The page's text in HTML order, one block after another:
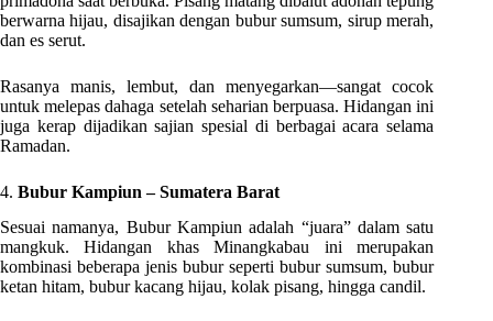
berwarna hijau, disajikan dengan bubur sumsum, sirup merah,
dan es serut.
Rasanya manis, lembut, dan menyegarkan—sangat cocok
untuk melepas dahaga setelah seharian berpuasa. Hidangan ini
juga kerap dijadikan sajian spesial di berbagai acara selama
Ramadan.
4. Bubur Kampiun – Sumatera Barat
Sesuai namanya, Bubur Kampiun adalah “juara” dalam satu
mangkuk. Hidangan khas Minangkabau ini merupakan
kombinasi beberapa jenis bubur seperti bubur sumsum, bubur
ketan hitam, bubur kacang hijau, kolak pisang, hingga candil.